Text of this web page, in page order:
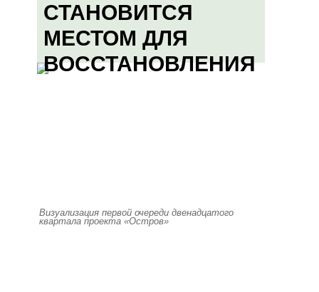
СТАНОВИТСЯ
МЕСТОМ ДЛЯ
ВОССТАНОВЛЕНИЯ
Визуализация первой очереди двенадцатого
квартала проекта «Остров»